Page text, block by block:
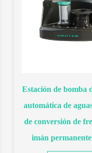
Estación de bomba
automática de
de conversión de
imán